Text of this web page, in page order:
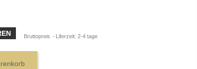
Bruttopreis Liferzeit: 2-4 tage